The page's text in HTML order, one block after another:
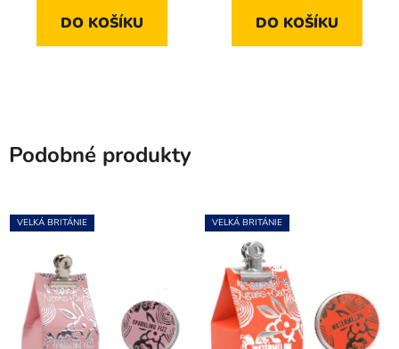
DO KOŠÍKU DO KOŠÍKU
Podobné produkty
VELKÁ BRITÁNIE VELKÁ BRITÁNIE